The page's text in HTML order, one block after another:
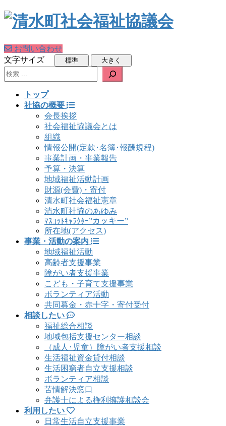
お問い合わせ
文字サイズ
検索
トップ
社協の概要
会長挨拶
社会福祉協議会とは
組織
情報公開(定款･名簿･報酬規程)
事業計画・事業報告
予算・決算
地域福祉活動計画
財源(会費)・寄付
清水町社会福祉憲章
清水町社協のあゆみ
ﾏｽｺｯﾄｷｬﾗｸﾀｰ”カッキー”
所在地(アクセス)
事業・活動の案内
地域福祉活動
高齢者支援事業
障がい者支援事業
こども・子育て支援事業
ボランティア活動
共同募金・赤十字・寄付受付
相談したい
福祉総合相談
地域包括支援センター相談
（成人･児童）障がい者支援相談
生活福祉資金貸付相談
生活困窮者自立支援相談
ボランティア相談
苦情解決窓口
弁護士による権利擁護相談会
利用したい
日常生活自立支援事業